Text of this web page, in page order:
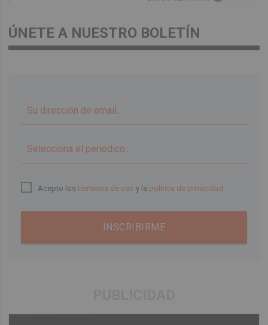
ÚNETE A NUESTRO BOLETÍN
Acepto lostérminos de uso y la política de privacidad
INSCRIBIRME